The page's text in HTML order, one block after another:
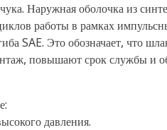
Наружная оболочка из
работы в рамках
SAE. Это обозначает, что
повышают срок службы и
давления.